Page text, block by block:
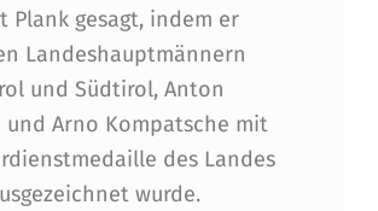
Plank gesagt, indem er
Landeshauptmännern
und Südtirol, Anton
und Arno Kompatsche mit
des Landes
wurde.